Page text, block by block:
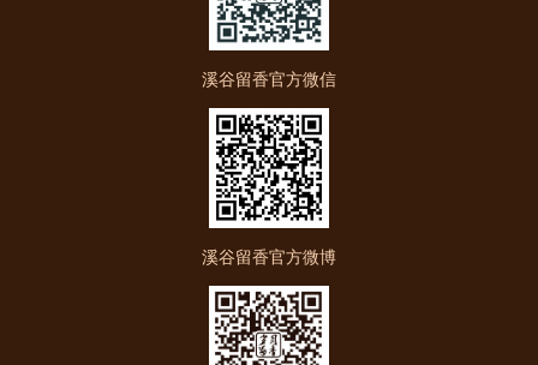
溪谷留香官方微信
溪谷留香官方微博